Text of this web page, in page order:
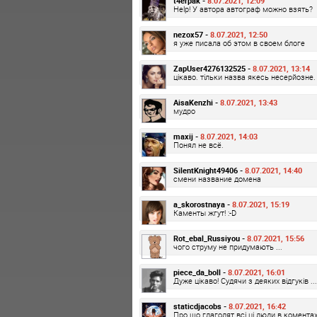
Help! У автора автограф можно взять?
nezox57 - 8.07.2021, 12:50
я уже писала об этом в своем блоге
ZapUser4276132525 - 8.07.2021, 13:14
цікаво. тільки назва якесь несерйозне.
AisaKenzhi - 8.07.2021, 13:43
мудро
maxij - 8.07.2021, 14:03
Понял не всё.
SilentKnight49406 - 8.07.2021, 14:40
смени название домена
a_skorostnaya - 8.07.2021, 15:19
Каменты жгут! :-D
Rot_ebal_Russiyou - 8.07.2021, 15:56
чого струму не придумають ...
piece_da_boll - 8.07.2021, 16:01
Дуже цікаво! Судячи з деяких відгуків
staticdjacobs - 8.07.2021, 16:42
Про що глаголят всі ці люди в